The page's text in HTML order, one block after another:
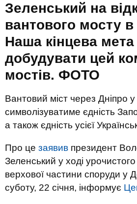
Зеленський на
вантового мосту в
Наша кінцева
добудувати цей
мостів. ФОТО
Вантовий міст через Дніпро у
символізуватиме єдність
а також єдність усієї
Про це заявив президент
Зеленський у ході урочистого
верхової частини споруди у
суботу, 22 січня, інформує